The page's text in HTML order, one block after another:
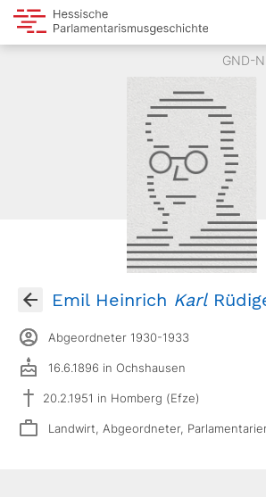
GND-
Emil Heinrich Karl
Abgeordneter 1930-1933
16.6.1896 in Ochshausen
20.2.1951 in Homberg (Efze)
Landwirt, Abgeordneter,